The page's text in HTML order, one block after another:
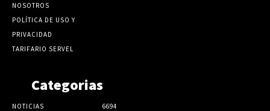
NOSOTROS
POLÍTICA DE USO Y
PRIVACIDAD
TARIFARIO SERVEL
Categorias
NOTICIAS
6694